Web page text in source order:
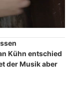
Kühn entschied
der Musik aber